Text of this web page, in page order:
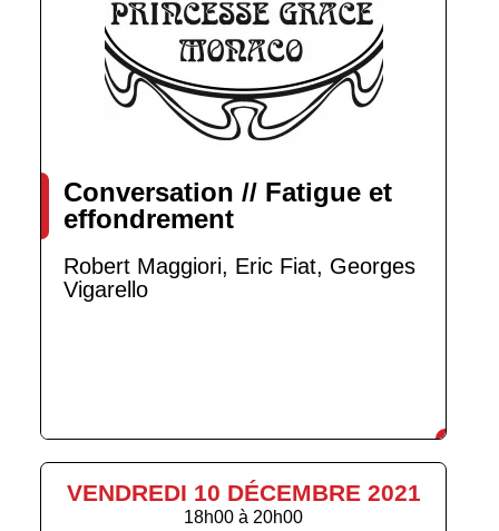
Conversation // Fatigue et
effondrement
Robert Maggiori, Eric Fiat, Georges
Vigarello
VENDREDI 10 DÉCEMBRE 2021
18h00 à 20h00